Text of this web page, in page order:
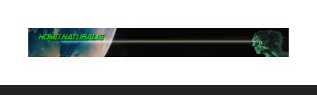
περιεχόμενο